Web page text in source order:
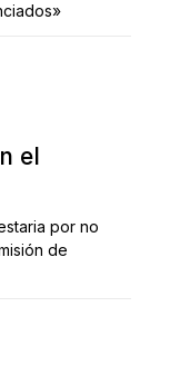
el
por no
de